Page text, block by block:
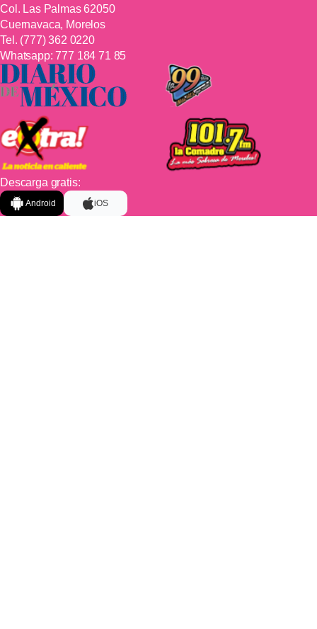
Col. Las Palmas 62050
Cuernavaca, Morelos
Tel. (777) 362 0220
Whatsapp:777 184 71 85
Descarga gratis:
Android iOS